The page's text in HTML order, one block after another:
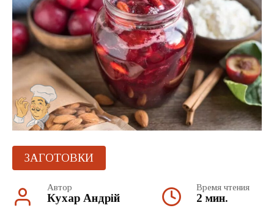
ЗАГОТОВКИ
Автор
Кухар Андрій
Время чтения
2 мин.